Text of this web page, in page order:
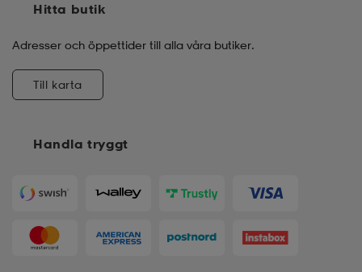
Handla tryggt
Hitta butik
Adresser och öppettider till alla våra butiker.
Till karta